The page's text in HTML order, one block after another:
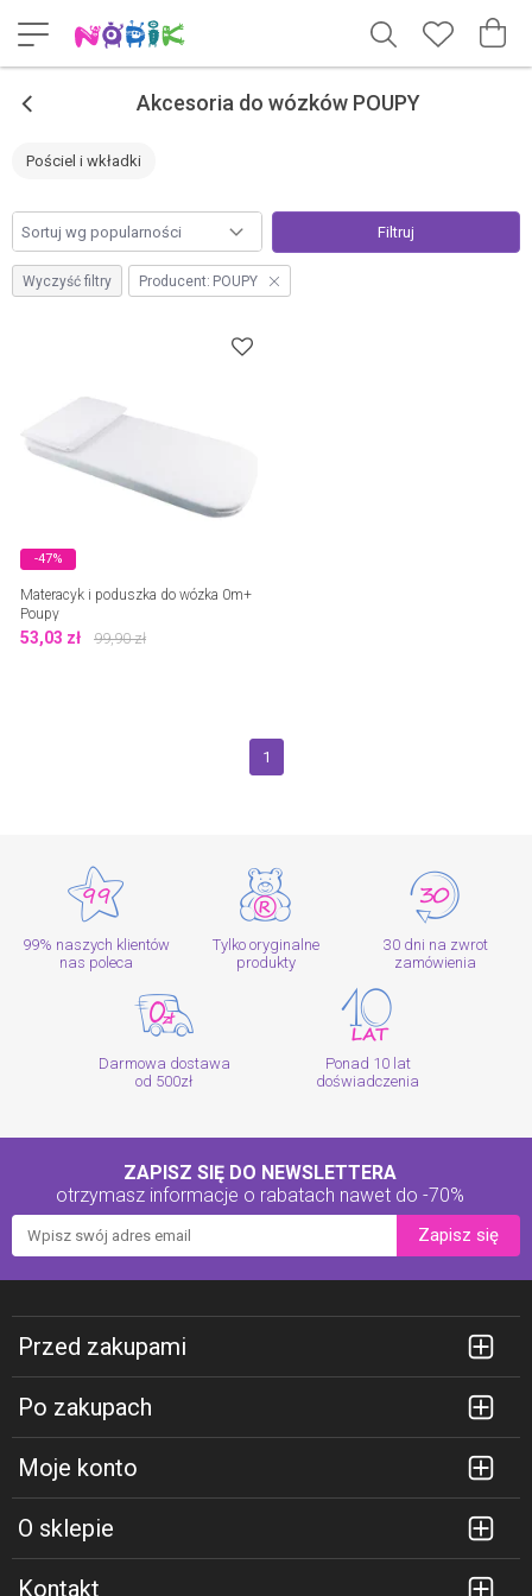
< Akcesoria do wózków POUPY
Pościel i wkładki
Filtruj
Wyczyść filtry Producent: POUPY
-47%
Materacyk i poduszka do wózka 0m+
Poupy
53,03 zł 99,90zł
1
99% naszych klientów
nas poleca
Tylko oryginalne
produkty
30 dni na zwrot
zamówienia
Darmowa dostawa
od 500zł
Ponad 10 lat
doświadczenia
ZAPISZ SIĘ DO NEWSLETTERA
otrzymasz informacje o rabatach nawet do -70%
Zapisz się
Przed zakupami
Po zakupach
Moje konto
O sklepie
Kontakt